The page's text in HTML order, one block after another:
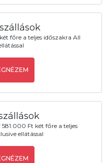
főre a teljes időszakra All
Ft két főre a teljes
ellátással